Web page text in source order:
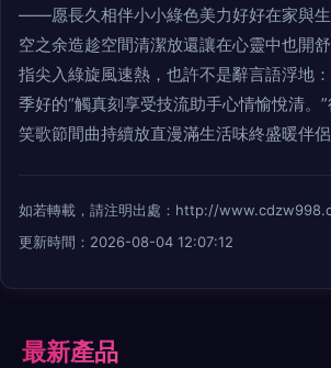
——愿長久相伴小小綠色美力好好在家與
空之余造趁空間清潔放還讓在心靈中也開
指尖入綠旋風速熱，也許不是辭言語浮地
季好的“觸真刻享受技流助手心情愉悅清。
笑歌節間曲持續放直漫滿生活味終盛暖伴
如若轉載，請注明出處：http://
更新時間：2026-08-04 12:07:12
最新產品